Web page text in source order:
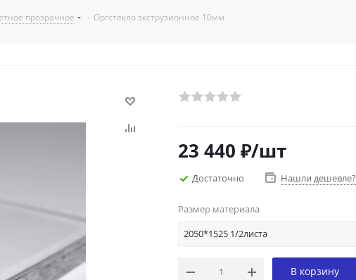
прозрачное - Оргстекло экструзионное 10мм
23 440 ₽/шт
Достаточно Нашли дешевле?
Размер материала
2050*1525 1/2листа
В корзину